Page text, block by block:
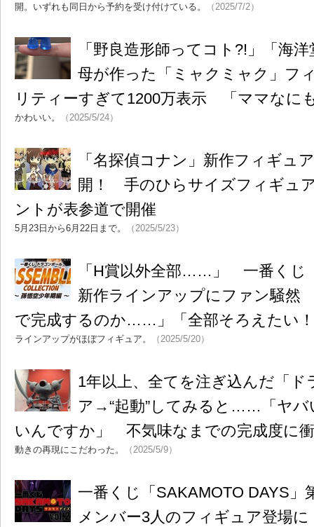
開。いずれも同日から予約を受け付けている。
（2025/7/2）
「野良造形師ってコト?!」「海
母が作った「ミャクミャク」フ
リティーすぎて1200万表示 「ママなに
かわいい。 （2025/5/24）
「名探偵コナン」新作フィギュ
開！ 手のひらサイズフィギュ
ントが表参道で開催
5月23日から6月22日まで。 （2025/5/23）
「H賞以外全部……」 一番くじ
新作ラインアップにファン騒
で完成するのか……」「全部そろえたい
ラインアップがほぼフィギュア。 （2025/5/20）
1年以上、全てを注ぎ込んだ「
ア→“起動”してみると……「ヤバ
いんですか」 不気味なまでの完成度に
動きの再現にこだわった。 （2025/5/9）
一番くじ「SAKAMOTO DAYS」
メンバー3人のフィギュア登場